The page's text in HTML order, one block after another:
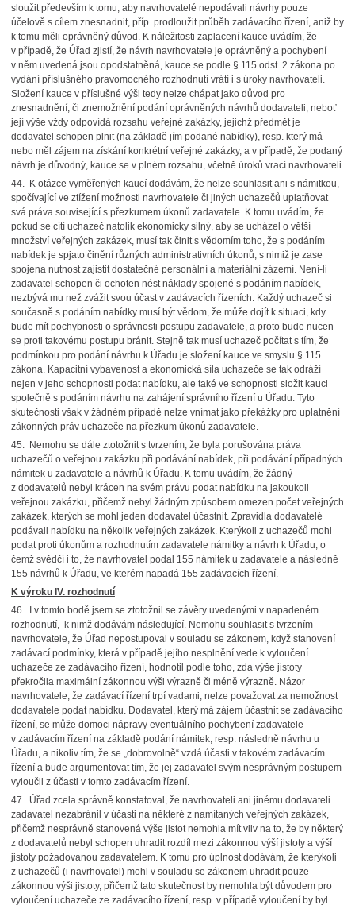
sloužit především k tomu, aby navrhovatelé nepodávali návrhy pouze
účelově s cílem znesnadnit, příp. prodloužit průběh zadávacího řízení, aniž by
k tomu měli oprávněný důvod. K náležitosti zaplacení kauce uvádím, že
v případě, že Úřad zjistí, že návrh navrhovatele je oprávněný a pochybení
v něm uvedená jsou opodstatněná, kauce se podle § 115 odst. 2 zákona po
vydání příslušného pravomocného rozhodnutí vrátí i s úroky navrhovateli.
Složení kauce v příslušné výši tedy nelze chápat jako důvod pro
znesnadnění, či znemožnění podání oprávněných návrhů dodavateli, neboť
její výše vždy odpovídá rozsahu veřejné zakázky, jejichž předmět je
dodavatel schopen plnit (na základě jím podané nabídky), resp. který má
nebo měl zájem na získání konkrétní veřejné zakázky, a v případě, že podaný
návrh je důvodný, kauce se v plném rozsahu, včetně úroků vrací navrhovateli.
44. K otázce vyměřených kaucí dodávám, že nelze souhlasit ani s námitkou,
spočívající ve ztížení možnosti navrhovatele či jiných uchazečů uplatňovat
svá práva související s přezkumem úkonů zadavatele. K tomu uvádím, že
pokud se cítí uchazeč natolik ekonomicky silný, aby se ucházel o větší
množství veřejných zakázek, musí tak činit s vědomím toho, že s podáním
nabídek je spjato činění různých administrativních úkonů, s nimiž je zase
spojena nutnost zajistit dostatečné personální a materiální zázemí. Není-li
zadavatel schopen či ochoten nést náklady spojené s podáním nabídek,
nezbývá mu než zvážit svou účast v zadávacích řízeních. Každý uchazeč si
současně s podáním nabídky musí být vědom, že může dojít k situaci, kdy
bude mít pochybnosti o správnosti postupu zadavatele, a proto bude nucen
se proti takovému postupu bránit. Stejně tak musí uchazeč počítat s tím, že
podmínkou pro podání návrhu k Úřadu je složení kauce ve smyslu § 115
zákona. Kapacitní vybavenost a ekonomická síla uchazeče se tak odráží
nejen v jeho schopnosti podat nabídku, ale také ve schopnosti složit kauci
společně s podáním návrhu na zahájení správního řízení u Úřadu. Tyto
skutečnosti však v žádném případě nelze vnímat jako překážky pro uplatnění
zákonných práv uchazeče na přezkum úkonů zadavatele.
45. Nemohu se dále ztotožnit s tvrzením, že byla porušována práva
uchazečů o veřejnou zakázku při podávání nabídek, při podávání případných
námitek u zadavatele a návrhů k Úřadu. K tomu uvádím, že žádný
z dodavatelů nebyl krácen na svém právu podat nabídku na jakoukoli
veřejnou zakázku, přičemž nebyl žádným způsobem omezen počet veřejných
zakázek, kterých se mohl jeden dodavatel účastnit. Zpravidla dodavatelé
podávali nabídku na několik veřejných zakázek. Kterýkoli z uchazečů mohl
podat proti úkonům a rozhodnutím zadavatele námitky a návrh k Úřadu, o
čemž svědčí i to, že navrhovatel podal 155 námitek u zadavatele a následně
155 návrhů k Úřadu, ve kterém napadá 155 zadávacích řízení.
K výroku IV. rozhodnutí
46. I v tomto bodě jsem se ztotožnil se závěry uvedenými v napadeném
rozhodnutí, k nimž dodávám následující. Nemohu souhlasit s tvrzením
navrhovatele, že Úřad nepostupoval v souladu se zákonem, když stanovení
zadávací podmínky, která v případě jejího nesplnění vede k vyloučení
uchazeče ze zadávacího řízení, hodnotil podle toho, zda výše jistoty
překročila maximální zákonnou výši výrazně či méně výrazně. Názor
navrhovatele, že zadávací řízení trpí vadami, nelze považovat za nemožnost
dodavatele podat nabídku. Dodavatel, který má zájem účastnit se zadávacího
řízení, se může domoci nápravy eventuálního pochybení zadavatele
v zadávacím řízení na základě podání námitek, resp. následně návrhu u
Úřadu, a nikoliv tím, že se „dobrovolně“ vzdá účasti v takovém zadávacím
řízení a bude argumentovat tím, že jej zadavatel svým nesprávným postupem
vyloučil z účasti v tomto zadávacím řízení.
47. Úřad zcela správně konstatoval, že navrhovateli ani jinému dodavateli
zadavatel nezabránil v účasti na některé z namítaných veřejných zakázek,
přičemž nesprávně stanovená výše jistot nemohla mít vliv na to, že by některý
z dodavatelů nebyl schopen uhradit rozdíl mezi zákonnou výší jistoty a výší
jistoty požadovanou zadavatelem. K tomu pro úplnost dodávám, že kterýkoli
z uchazečů (i navrhovatel) mohl v souladu se zákonem uhradit pouze
zákonnou výši jistoty, přičemž tato skutečnost by nemohla být důvodem pro
vyloučení uchazeče ze zadávacího řízení, resp. v případě vyloučení by byl